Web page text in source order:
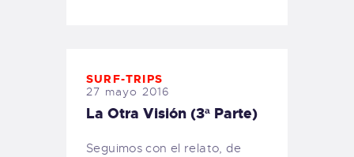
SURF-TRIPS
27 mayo 2016
La Otra Visión (3ª Parte)
Seguimos con el relato, de